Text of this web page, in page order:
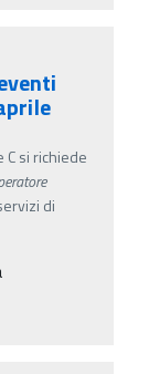
C si richiede
di